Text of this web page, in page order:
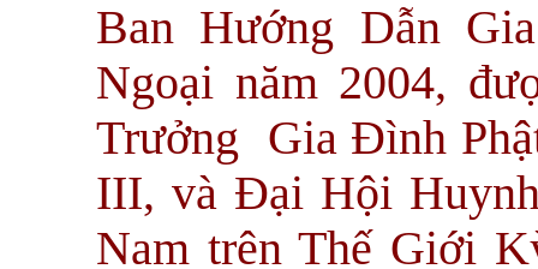
Ban Hướng Dẫn
Ngoại năm 2004,
Trưởng Gia Đình
III, và Đại Hội
Nam trên Thế Giới